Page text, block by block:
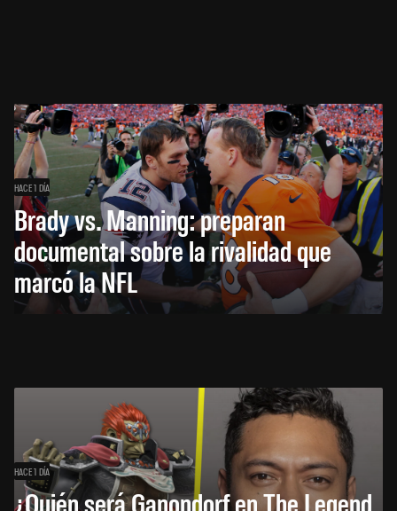
HACE 1 DÍA
Brady vs. Manning: preparan
documental sobre la rivalidad que
marcó la NFL
HACE 1 DÍA
¿Quién será Ganondorf en The Legend